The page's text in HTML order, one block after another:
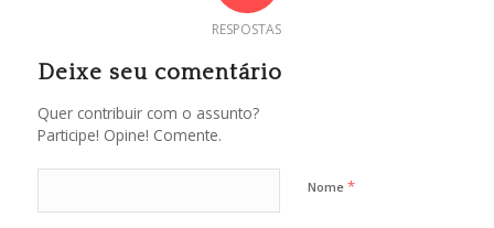
RESPOSTAS
Deixe seu comentário
Quer contribuir com o assunto?
Participe! Opine! Comente.
Nome *